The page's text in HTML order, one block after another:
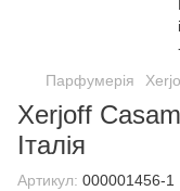
Парфумерія
Xerjoff
Італія
Артикул: 000001456-1